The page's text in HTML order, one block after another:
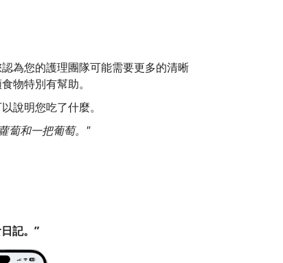
為您的護理團隊可能需要更多的清晰
物特別有幫助。
說明您吃了什麼。
蔔和一把葡萄。"
記。”